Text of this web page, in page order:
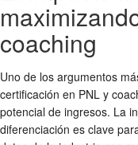
coaching
Uno de los argumentos
certificación en PNL y
potencial de ingresos. La
diferenciación es clave